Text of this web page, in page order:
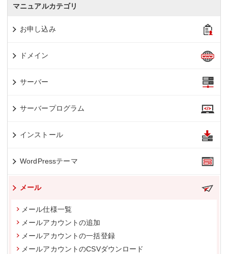
マニュアルカテゴリ
お申し込み
ドメイン
サーバー
サーバープログラム
インストール
WordPressテーマ
メール
メール仕様一覧
メールアカウントの追加
メールアカウントの一括登録
メールアカウントのCSVダウンロード